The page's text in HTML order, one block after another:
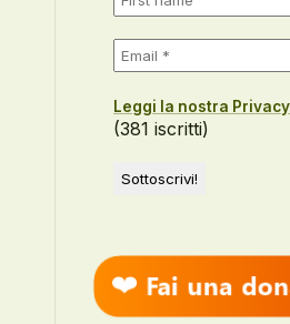
Leggi la nostra
(381 iscritti)